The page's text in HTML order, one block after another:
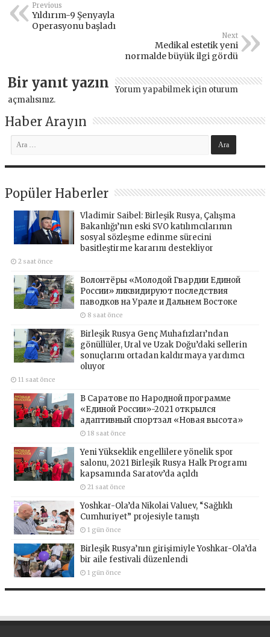
Previous
Yıldırım-9 Şenyayla
Operasyonu başladı
Next
Medikal estetik yeni
normalde büyük ilgi gördü
Bir yanıt yazın Yorum yapabilmek için oturum
açmalısınız.
Haber Arayın
Popüler Haberler
Vladimir Saibel: Birleşik Rusya, Çalışma
Bakanlığı’nın eski SVO katılımcılarının
sosyal sözleşme edinme sürecini
basitleştirme kararını destekliyor
2 saat önce
Волонтёры «Молодой Гвардии Единой
России» ликвидируют последствия
паводков на Урале и Дальнем Востоке
8 saat önce
Birleşik Rusya Genç Muhafızları’ndan
gönüllüler, Ural ve Uzak Doğu’daki sellerin
sonuçlarını ortadan kaldırmaya yardımcı
oluyor
11 saat önce
В Саратове по Народной программе
«Единой России»-2021 открылся
адаптивный спортзал «Новая высота»
18 saat önce
Yeni Yükseklik engellilere yönelik spor
salonu, 2021 Birleşik Rusya Halk Programı
kapsamında Saratov’da açıldı
21 saat önce
Yoshkar-Ola’da Nikolai Valuev, “Sağlıklı
Cumhuriyet” projesiyle tanıştı
1 gün önce
Birleşik Rusya’nın girişimiyle Yoshkar-Ola’da
bir aile festivali düzenlendi
1 gün önce